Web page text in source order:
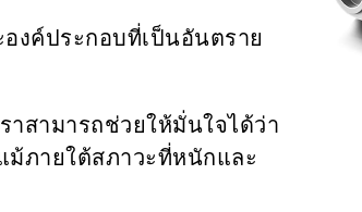
งค์ประกอบที่เป็นอันตราย
สามารถช่วยให้มั่นใจได้ว่า
ภายใต้สภาวะที่หนักและ